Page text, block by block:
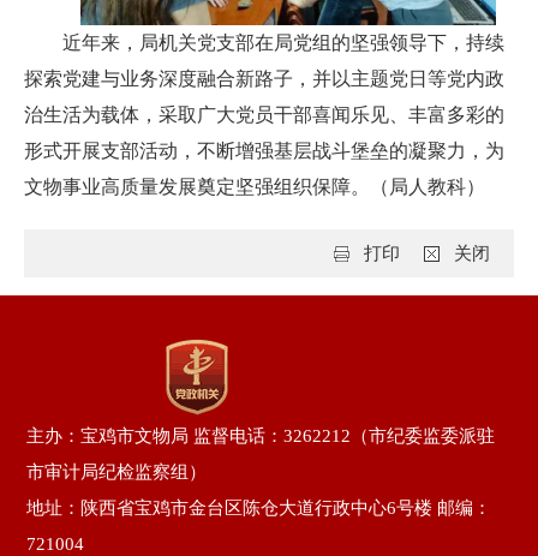
近年来，局机关党支部在局党组的坚强领导下，持续
探索党建与业务深度融合新路子，并以主题党日等党内政
治生活为载体，采取广大党员干部喜闻乐见、丰富多彩的
形式开展支部活动，不断增强基层战斗堡垒的凝聚力，为
文物事业高质量发展奠定坚强组织保障。（局人教科）
关闭
打印
主办：宝鸡市文物局 监督电话：3262212（市纪委监委派驻
市审计局纪检监察组）
地址：陕西省宝鸡市金台区陈仓大道行政中心6号楼 邮编：
721004